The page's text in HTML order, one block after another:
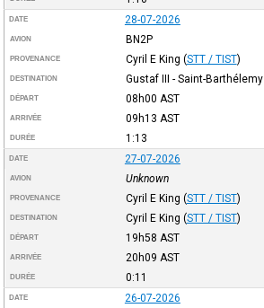
DATE 28-07-2026
AVION BN2P
PROVENANCE Cyril E King (STT / TIST)
DESTINATION Gustaf III - Saint-Barthélemy
DÉPART 08h00 AST
ARRIVÉE 09h13 AST
DURÉE 1:13
DATE 27-07-2026
AVION Unknown
PROVENANCE Cyril E King (STT / TIST)
DESTINATION Cyril E King (STT / TIST)
DÉPART 19h58 AST
ARRIVÉE 20h09 AST
DURÉE 0:11
DATE 26-07-2026